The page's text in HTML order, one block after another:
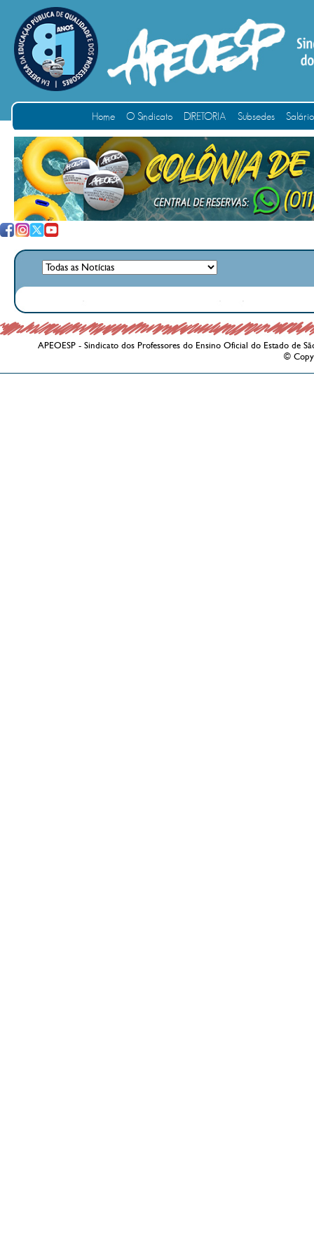
Home O Sindicato DIRETORIA Subsedes
APEOESP - Sindicato dos Professores do Ensino Oficial do Estado de
©